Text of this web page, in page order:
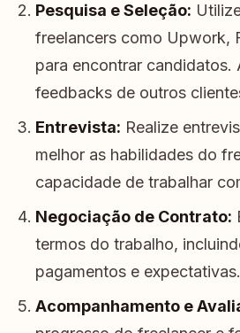
Pesquisa e Seleção:
freelancers como Upwork,
para encontrar candidatos.
feedbacks de outros
Entrevista: Realize
melhor as habilidades do
capacidade de trabalhar
Negociação de Contrato:
termos do trabalho,
pagamentos e expectativas.
Acompanhamento e